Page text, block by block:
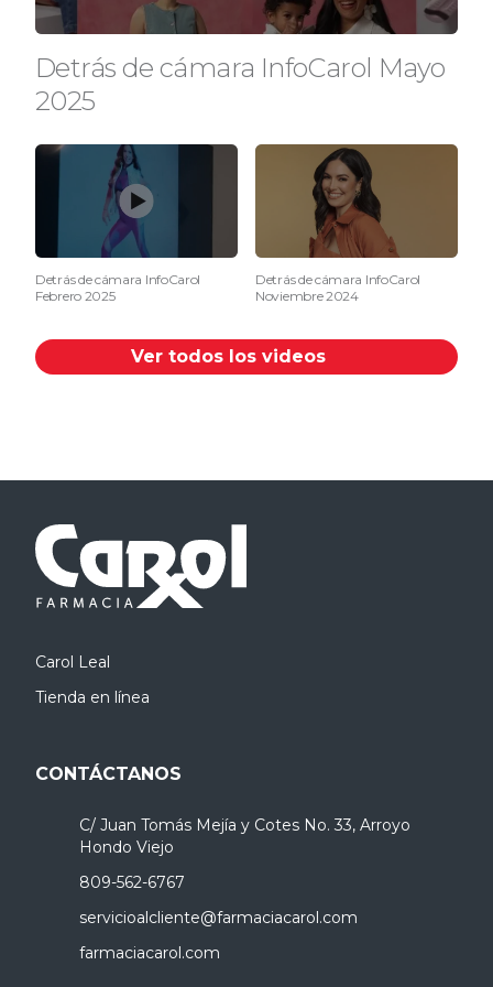
Detrás de cámara InfoCarol Mayo
2025
Detrás de cámara InfoCarol
Febrero 2025
Detrás de cámara InfoCarol
Noviembre 2024
Ver todos los videos
Carol Leal
Tienda en línea
CONTÁCTANOS
C/ Juan Tomás Mejía y Cotes No. 33, Arroyo
Hondo Viejo
809-562-6767
servicioalcliente@farmaciacarol.com
farmaciacarol.com